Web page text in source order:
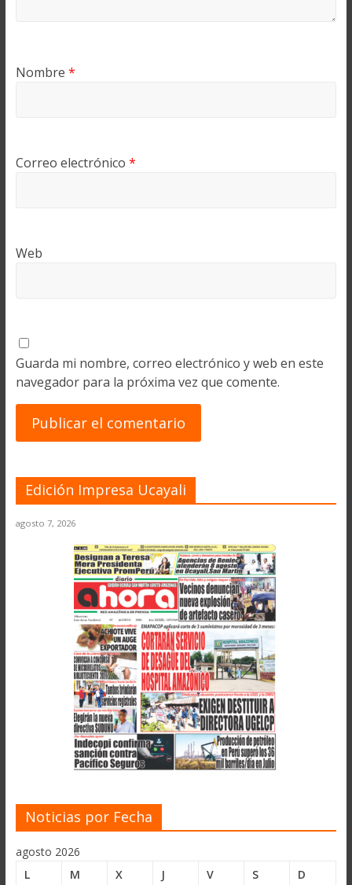
Nombre *
Correo electrónico *
Web
Guarda mi nombre, correo electrónico y web en este
navegador para la próxima vez que comente.
Edición Impresa Ucayali
agosto 7, 2026
Noticias por Fecha
agosto 2026
L
M X J V S
D